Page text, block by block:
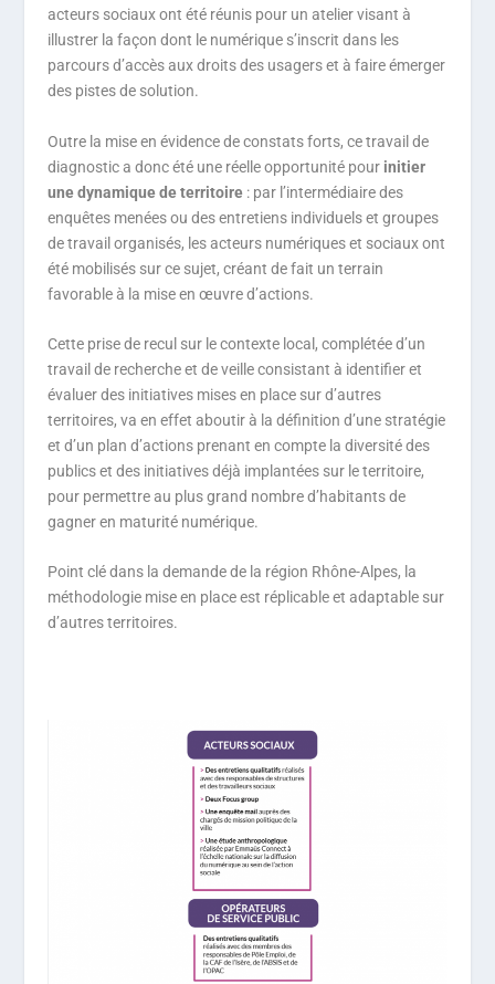
acteurs sociaux ont été réunis pour un atelier visant à
illustrer la façon dont le numérique s’inscrit dans les
parcours d’accès aux droits des usagers et à faire émerger
des pistes de solution.
Outre la mise en évidence de constats forts, ce travail de
diagnostic a donc été une réelle opportunité pourinitier
une dynamique de territoire: par l’intermédiaire des
enquêtes menées ou des entretiens individuels et groupes
de travail organisés, les acteurs numériques et sociaux ont
été mobilisés sur ce sujet, créant de fait un terrain
favorable à la mise en œuvre d’actions.
Cette prise de recul sur le contexte local, complétée d’un
travail de recherche et de veille consistant à identifier et
évaluer des initiatives mises en place sur d’autres
territoires, va en effet aboutir à la définition d’une stratégie
et d’un plan d’actions prenant en compte la diversité des
publics et des initiatives déjà implantées sur le territoire,
pour permettre au plus grand nombre d’habitants de
gagner en maturité numérique.
Point clé dans la demande de la région Rhône-Alpes, la
méthodologie mise en place est réplicable et adaptable sur
d’autres territoires.